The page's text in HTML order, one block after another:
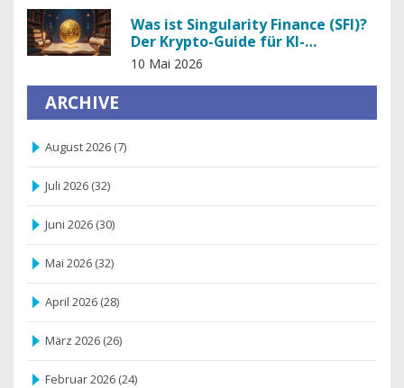
Was ist Singularity Finance (SFI)?
Der Krypto-Guide für KI-
Infrastruktur
10 Mai 2026
ARCHIVE
August 2026 (7)
Juli 2026 (32)
Juni 2026 (30)
Mai 2026 (32)
April 2026 (28)
März 2026 (26)
Februar 2026 (24)